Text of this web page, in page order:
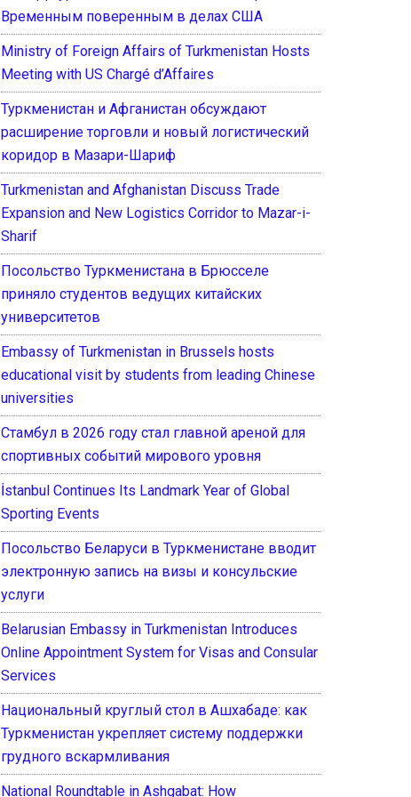
Временным поверенным в делах США
Ministry of Foreign Affairs of Turkmenistan Hosts
Meeting with US Chargé d’Affaires
Туркменистан и Афганистан обсуждают
расширение торговли и новый логистический
коридор в Мазари-Шариф
Turkmenistan and Afghanistan Discuss Trade
Expansion and New Logistics Corridor to Mazar-i-
Sharif
Посольство Туркменистана в Брюсселе
приняло студентов ведущих китайских
университетов
Embassy of Turkmenistan in Brussels hosts
educational visit by students from leading Chinese
universities
Стамбул в 2026 году стал главной ареной для
спортивных событий мирового уровня
İstanbul Continues Its Landmark Year of Global
Sporting Events
Посольство Беларуси в Туркменистане вводит
электронную запись на визы и консульские
услуги
Belarusian Embassy in Turkmenistan Introduces
Online Appointment System for Visas and Consular
Services
Национальный круглый стол в Ашхабаде: как
Туркменистан укрепляет систему поддержки
грудного вскармливания
National Roundtable in Ashgabat: How